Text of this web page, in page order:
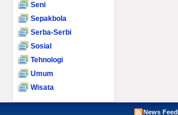
Seni
Sepakbola
Serba-Serbi
Sosial
Tehnologi
Umum
Wisata
News Feed